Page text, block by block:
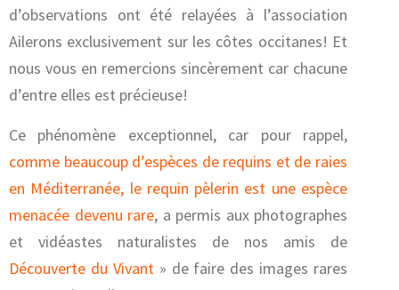
d’observations ont été relayées à l’association
Ailerons exclusivement sur les côtes occitanes! Et
nous vous en remercions sincèrement car chacune
d’entre elles est précieuse!
Ce phénomène exceptionnel, car pour rappel,
comme beaucoup d’espèces de requins et de raies
en Méditerranée, le requin pèlerin est une espèce
menacée devenu rare, a permis aux photographes
et vidéastes naturalistes de nos amis de
Découverte du Vivant» de faire des images rares